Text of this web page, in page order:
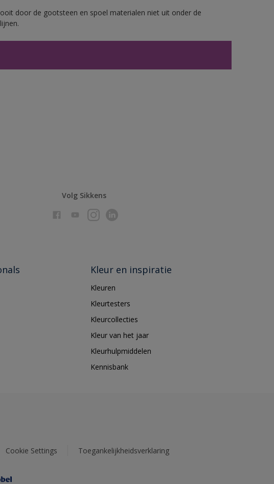
door de gootsteen en spoel materialen niet uit onder de
Volg Sikkens
Kleur en inspiratie
Kleuren
Kleurtesters
Kleurcollecties
Kleur van het jaar
Kleurhulpmiddelen
Kennisbank
Cookie Settings Toegankelijkheidsverklaring